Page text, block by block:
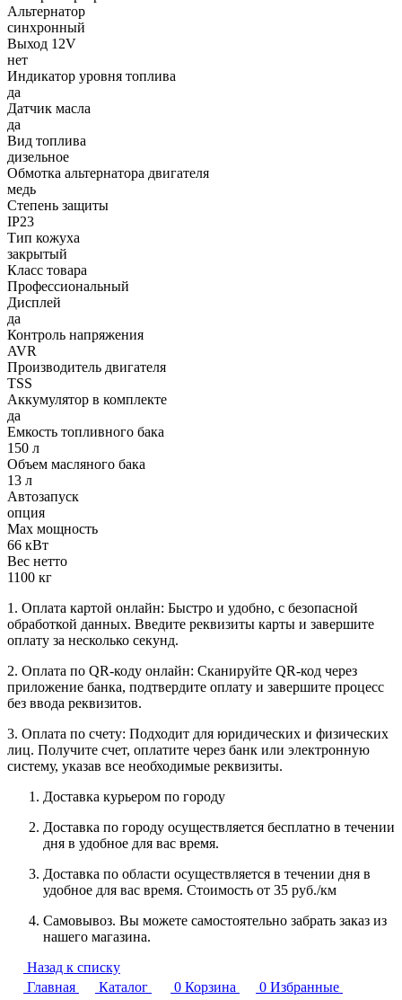
Альтернатор
синхронный
Выход 12V
нет
Индикатор уровня топлива
да
Датчик масла
да
Вид топлива
дизельное
Обмотка альтернатора двигателя
медь
Степень защиты
IP23
Тип кожуха
закрытый
Класс товара
Профессиональный
Дисплей
да
Контроль напряжения
AVR
Производитель двигателя
TSS
Аккумулятор в комплекте
да
Емкость топливного бака
150 л
Объем масляного бака
13 л
Автозапуск
опция
Max мощность
66 кВт
Вес нетто
1100 кг
1. Оплата картой онлайн: Быстро и удобно, с безопасной
обработкой данных. Введите реквизиты карты и завершите
оплату за несколько секунд.
2. Оплата по QR-коду онлайн: Сканируйте QR-код через
приложение банка, подтвердите оплату и завершите процесс
без ввода реквизитов.
3. Оплата по счету: Подходит для юридических и физических
лиц. Получите счет, оплатите через банк или электронную
систему, указав все необходимые реквизиты.
Доставка курьером по городу
Доставка по городу осуществляется бесплатно в течении
дня в удобное для вас время.
Доставка по области осуществляется в течении дня в
удобное для вас время. Стоимость от 35 руб./км
Самовывоз. Вы можете самостоятельно забрать заказ из
нашего магазина.
Назад к списку
Главная
Каталог 0 Корзина 0 Избранные